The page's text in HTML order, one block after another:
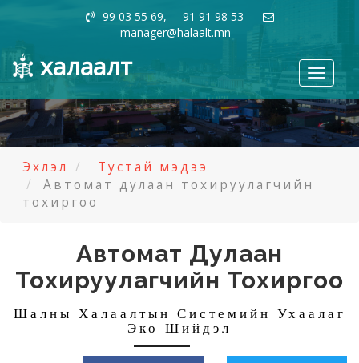
99 03 55 69, 91 91 98 53
manager@halaalt.mn
Toggle
халаалт
Эхлэл
Тустай мэдээ
Автомат дулаан тохируулагчийн
тохиргоо
Автомат Дулаан
Тохируулагчийн Тохиргоо
Шалны Халаалтын Системийн Ухаалаг
Эко Шийдэл